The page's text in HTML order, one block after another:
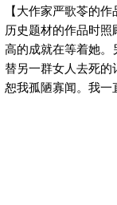
【大作家严歌苓的
历史题材的作品时
高的成就在等着她。
替另一群女人去死的
恕我孤陋寡闻。我一